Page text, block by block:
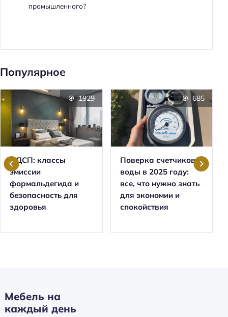
промышленного?
Популярное
ЛДСП: классы
эмиссии
формальдегида и
безопасность для
здоровья
1929
Поверка счетчиков
воды в 2025 году:
все, что нужно знать
для экономии и
спокойствия
685
Мебель на
каждый день